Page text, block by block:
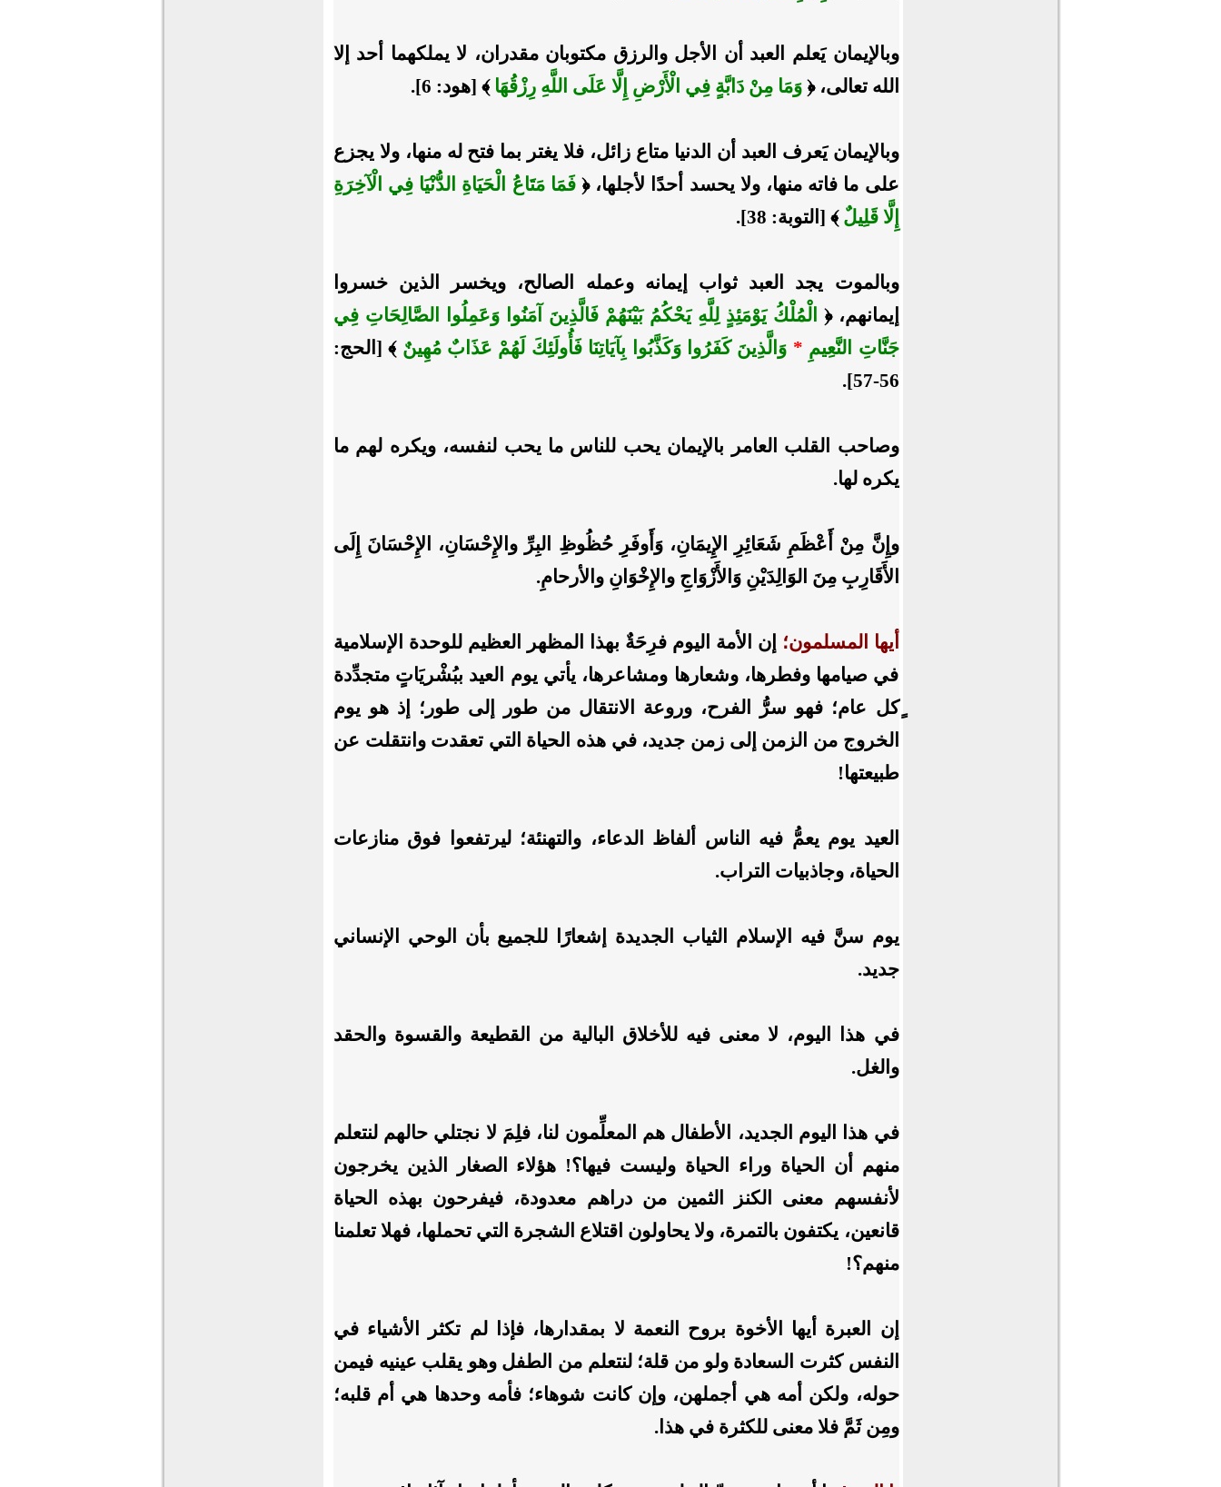
وبالإيمان يَعلم العبد أن الأجل والرزق مكتوبان مقدران، لا يملكهما أحد إلا
الله تعالى، ﴿وَمَا مِنْ دَابَّةٍ فِي الْأَرْضِ إِلَّا ‌عَلَى ‌اللَّهِ ‌رِزْقُهَا ﴾ [هود: 6].
وبالإيمان يَعرف العبد أن الدنيا متاع زائل، فلا يغتر بما فتح له منها، ولا يجزع
على ما فاته منها، ولا يحسد أحدًا لأجلها، ﴿فَمَا ‌مَتَاعُ ‌الْحَيَاةِ الدُّنْيَا فِي الْآخِرَةِ
إِلَّا قَلِيلٌ ﴾ [التوبة: 38].
وبالموت يجد العبد ثواب إيمانه وعمله الصالح، ويخسر الذين خسروا
إيمانهم، ﴿ ‌الْمُلْكُ ‌يَوْمَئِذٍ لِلَّهِ يَحْكُمُ بَيْنَهُمْ فَالَّذِينَ آمَنُوا وَعَمِلُوا الصَّالِحَاتِ فِي
جَنَّاتِ النَّعِيمِ * وَالَّذِينَ كَفَرُوا وَكَذَّبُوا بِآيَاتِنَا فَأُولَئِكَ لَهُمْ عَذَابٌ مُهِينٌ ﴾ [الحج:
56-57].
وصاحب القلب العامر بالإيمان يحب للناس ما يحب لنفسه، ويكره لهم ما
يكره لها.
وإِنَّ مِنْ أَعْظَمِ شَعَائِرِ الإِيمَانِ، وَأَوفَرِ حُظُوظِ البِرِّ والإِحْسَانِ، الإِحْسَانَ إِلَى
الأَقَارِبِ مِنَ الوَالِدَيْنِ وَالأَزْوَاجِ والإِخْوَانِ والأرحامِ.
أيها المسلمون؛ إن الأمة اليوم فرِحَةٌ بهذا المظهر العظيم للوحدة الإسلامية
في صيامها وفطرها، وشعارها ومشاعرها، يأتي يوم العيد ببُشْريَاتٍ متجدِّدة
ٍكل عام؛ فهو سرُّ الفرح، وروعة الانتقال من طور إلى طور؛ إذ هو يوم
الخروج من الزمن إلى زمن جديد، في هذه الحياة التي تعقدت وانتقلت عن
طبيعتها!
العيد يوم يعمُّ فيه الناس ألفاظ الدعاء، والتهنئة؛ ليرتفعوا فوق منازعات
الحياة، وجاذبيات التراب.
يوم سنَّ فيه الإسلام الثياب الجديدة إشعارًا للجميع بأن الوحي الإنساني
جديد.
في هذا اليوم، لا معنى فيه للأخلاق البالية من القطيعة والقسوة والحقد
والغل.
في هذا اليوم الجديد، الأطفال هم المعلِّمون لنا، فلِمَ لا نجتلي حالهم لنتعلم
منهم أن الحياة وراء الحياة وليست فيها؟! هؤلاء الصغار الذين يخرجون
لأنفسهم معنى الكنز الثمين من دراهم معدودة، فيفرحون بهذه الحياة
قانعين، يكتفون بالتمرة، ولا يحاولون اقتلاع الشجرة التي تحملها، فهلا تعلمنا
منهم؟!
إن العبرة أيها الأخوة بروح النعمة لا بمقدارها، فإذا لم تكثر الأشياء في
النفس كثرت السعادة ولو من قلة؛ لنتعلم من الطفل وهو يقلب عينيه فيمن
حوله، ولكن أمه هي أجملهن، وإن كانت شوهاء؛ فأمه وحدها هي أم قلبه؛
ومِن ثَمَّ فلا معنى للكثرة في هذا.